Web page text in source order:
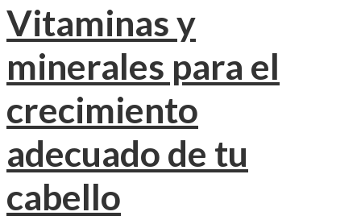
Vitaminas y
minerales para el
crecimiento
adecuado de tu
cabello